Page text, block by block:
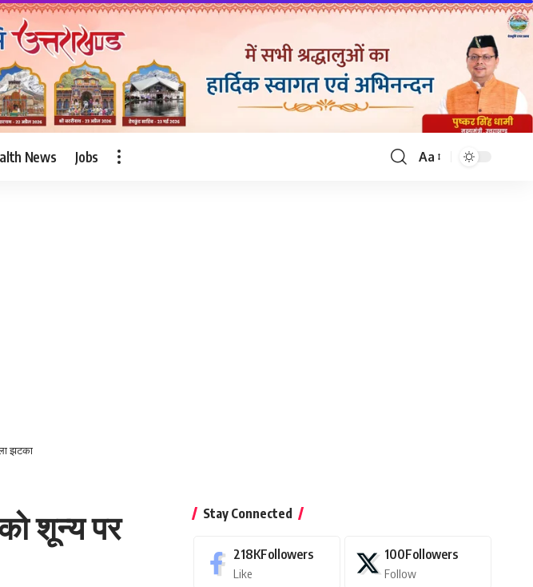
News Jobs
Font
Aa
झटका
शून्य पर
Stay Connected
218KFollowers
Like
100Followers
Follow